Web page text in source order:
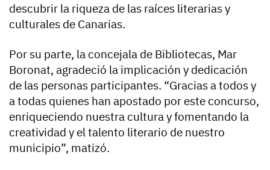
descubrir la riqueza de las raíces literarias y
culturales de Canarias.
Por su parte, la concejala de Bibliotecas, Mar
Boronat, agradeció la implicación y dedicación
de las personas participantes. “Gracias a todos y
a todas quienes han apostado por este concurso,
enriqueciendo nuestra cultura y fomentando la
creatividad y el talento literario de nuestro
municipio”, matizó.